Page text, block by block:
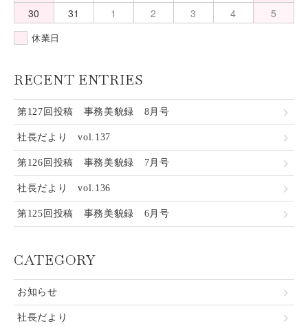
30
31 1 2 3 4 5
休業日
RECENT ENTRIES
第127回投稿 事務美貌録 8月号
社長だより vol.137
第126回投稿 事務美貌録 7月号
社長だより vol.136
第125回投稿 事務美貌録 6月号
CATEGORY
お知らせ
社長だより